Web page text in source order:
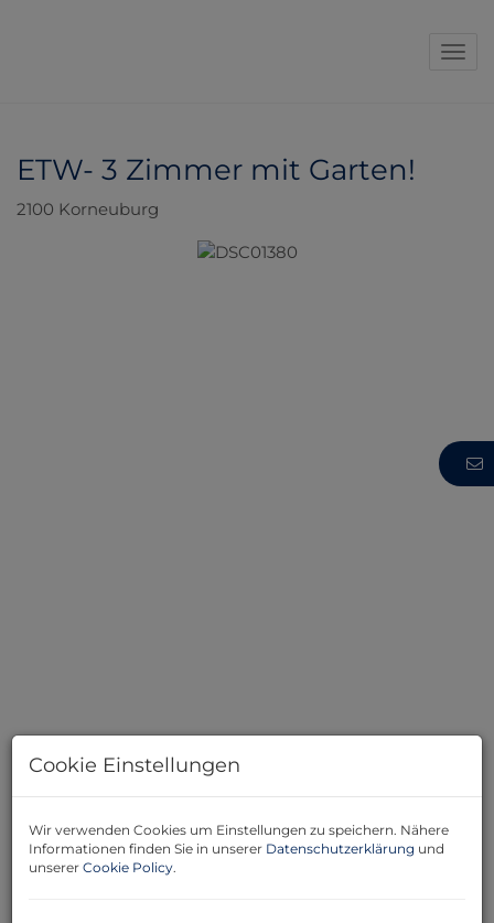
ETW- 3 Zimmer mit Garten!
2100 Korneuburg
Beschreibung
Cookie Einstellungen
Wir verwenden Cookies um Einstellungen zu speichern. Nähere
Informationen finden Sie in unserer Datenschutzerklärung und
unserer Cookie Policy.